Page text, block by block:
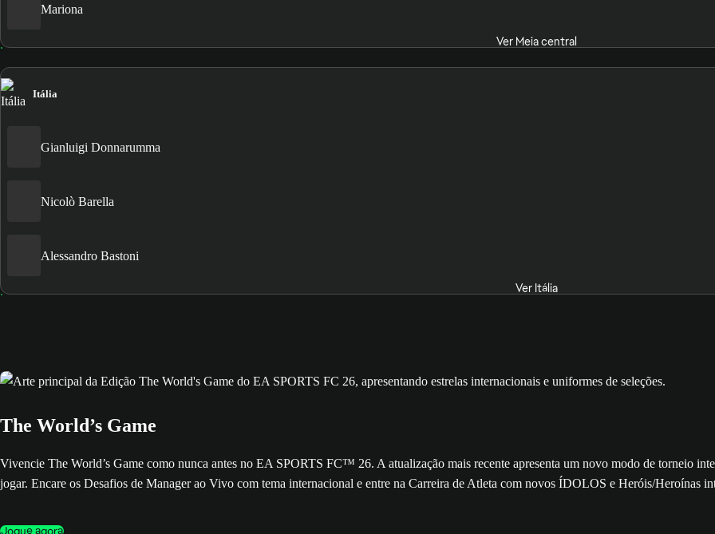
Mariona
Ver Meia central
Itália
Gianluigi Donnarumma
Nicolò Barella
Alessandro Bastoni
Ver Itália
The World’s Game
Vivencie The World’s Game como nunca antes no EA SPORTS FC™ 26. A atualização mais recente apresenta um novo modo de torneio
jogar. Encare os Desafios de Manager ao Vivo com tema internacional e entre na Carreira de Atleta com novos ÍDOLOS e Heróis/Heroínas